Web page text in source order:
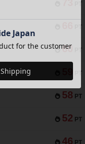
PT
PT
60 PT
PT
58 PT
52 PT
46 PT